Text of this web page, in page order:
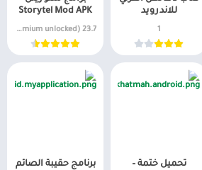
للاندرويد
1
Storytel Mod APK
23.7 (Premium unlocked)
تحميل ختمة –
برنامج حقيبة الصائم